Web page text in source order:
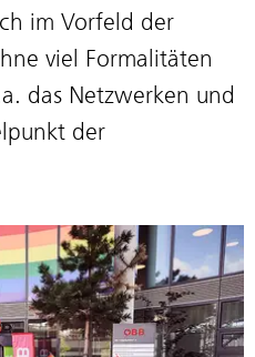
im Vorfeld der
viel Formalitäten
das Netzwerken und
der